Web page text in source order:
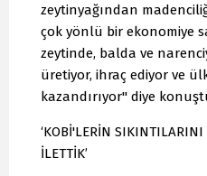
zeytinyağından
çok yönlü bir ekonomiye
zeytinde, balda ve
üretiyor, ihraç ediyor ve
kazandırıyor" diye
‘KOBİ'LERİN
İLETTİK’